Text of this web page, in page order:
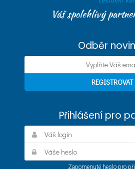
Váš spolehlivý
Odběr
Přihlášení pro
Zapomenuté heslo pro